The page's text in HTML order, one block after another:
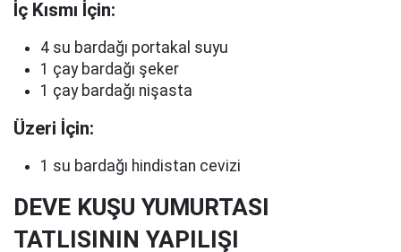
İç Kısmı İçin:
4 su bardağı portakal suyu
1 çay bardağı şeker
1 çay bardağı nişasta
Üzeri İçin:
1 su bardağı hindistan cevizi
DEVE KUŞU YUMURTASI
TATLISININ YAPILIŞI